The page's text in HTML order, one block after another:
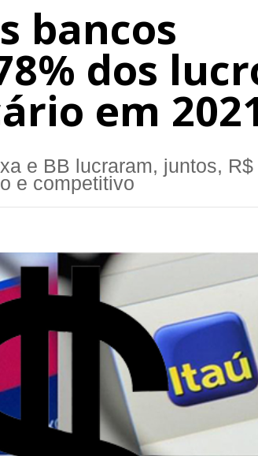
bancos
dos
em
e BB lucraram, juntos, R$
e competitivo